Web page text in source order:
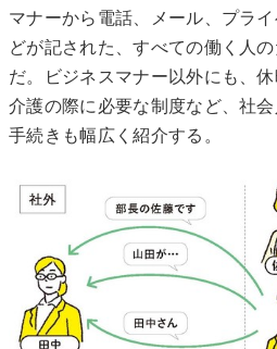
マナーから電話、メール、プラ
どが記された、すべての働く人
だ。ビジネスマナー以外にも、
介護の際に必要な制度など、社
手続きも幅広く紹介する。